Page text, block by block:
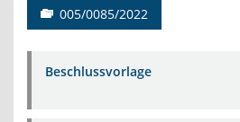
005/0085/2022
Beschlussvorlage